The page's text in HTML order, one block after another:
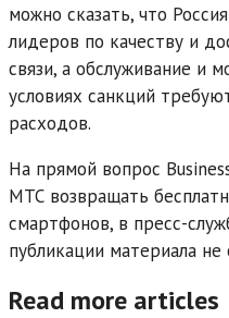
можно сказать, что
лидеров по качеству и
связи, а обслуживание и
условиях санкций
расходов.
На прямой вопрос
МТС возвращать
смартфонов, в пресс-
публикации материала не
Read more articles